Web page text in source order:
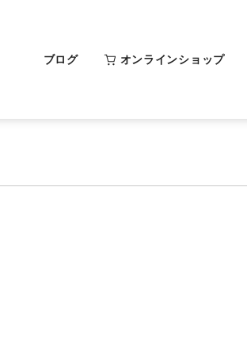
ブログ オンラインショップ